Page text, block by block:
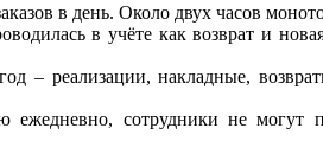
в день. Около двух часов
в учёте как возврат и
– реализации, накладные,
ежедневно, сотрудники не могут